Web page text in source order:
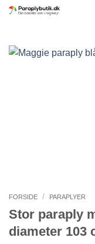
Fortsæt
FORSIDE / PARAPLYER
Stor paraply
diameter 103